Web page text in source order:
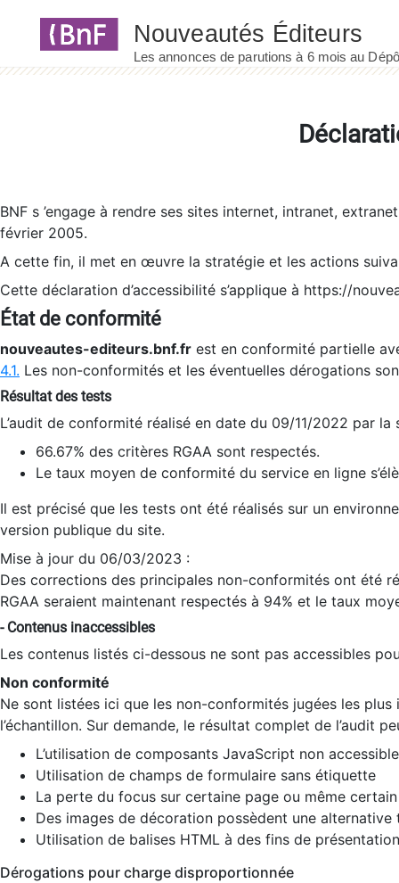
BNF s ’engage à rendre ses sites internet, intranet,
février 2005.
A cette fin, il met en œuvre la stratégie et les actions
Cette déclaration d’accessibilité s’applique à https://
État de conformité
nouveautes-editeurs.bnf.fr est en conformité partielle
4.1. Les non-conformités et les éventuelles dérogations
Résultat des tests
L’audit de conformité réalisé en date du 09/11/2022 par
66.67% des critères RGAA sont respectés.
Le taux moyen de conformité du service en ligne
Il est précisé que les tests ont été réalisés sur un
version publique du site.
Mise à jour du 06/03/2023 :
Des corrections des principales non-conformités ont été
RGAA seraient maintenant respectés à 94% et le taux
- Contenus inaccessibles
Les contenus listés ci-dessous ne sont pas accessibles
Non conformité
Ne sont listées ici que les non-conformités jugées les
l’échantillon. Sur demande, le résultat complet de l’audit
L’utilisation de composants JavaScript non
Utilisation de champs de formulaire sans étiquette
La perte du focus sur certaine page ou même
Des images de décoration possèdent une alternative
Utilisation de balises HTML à des fins de
Dérogations pour charge disproportionnée